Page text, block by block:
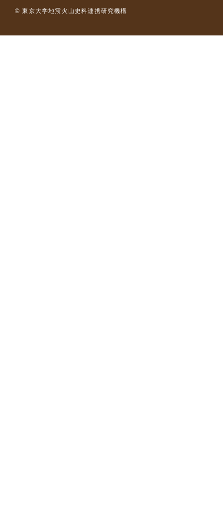
© 東京大学地震火山史料連携研究機構